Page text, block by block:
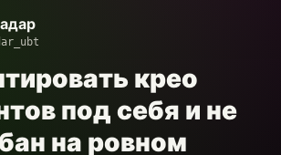
крео
под себя и не
на ровном